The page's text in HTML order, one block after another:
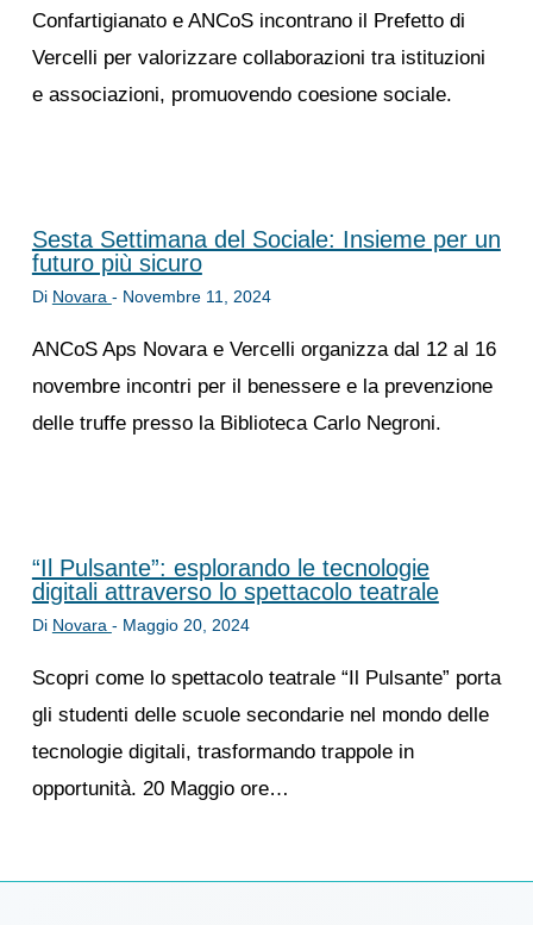
Confartigianato e ANCoS incontrano il Prefetto di
Vercelli per valorizzare collaborazioni tra istituzioni
e associazioni, promuovendo coesione sociale.
Sesta Settimana del Sociale: Insieme per un
futuro più sicuro
Di Novara - Novembre 11, 2024
ANCoS Aps Novara e Vercelli organizza dal 12 al 16
novembre incontri per il benessere e la prevenzione
delle truffe presso la Biblioteca Carlo Negroni.
“Il Pulsante”: esplorando le tecnologie
digitali attraverso lo spettacolo teatrale
Di Novara - Maggio 20, 2024
Scopri come lo spettacolo teatrale “Il Pulsante” porta
gli studenti delle scuole secondarie nel mondo delle
tecnologie digitali, trasformando trappole in
opportunità. 20 Maggio ore…